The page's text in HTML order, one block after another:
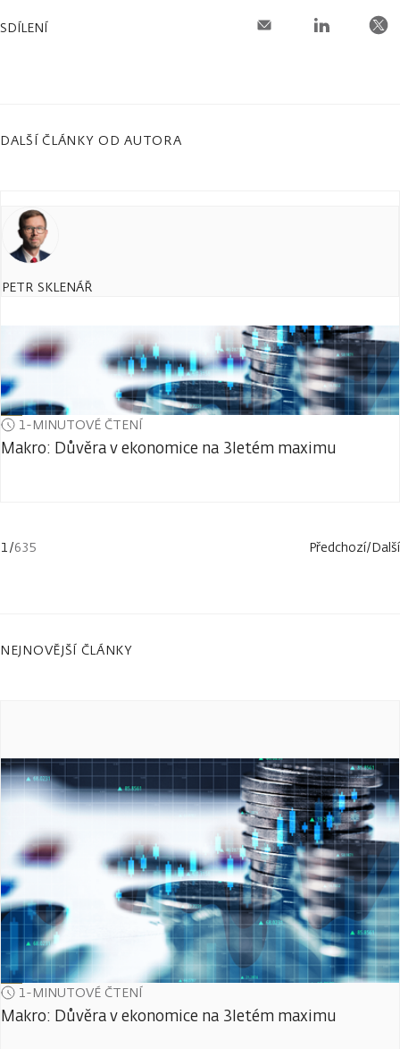
SDÍLENÍ
DALŠÍ ČLÁNKY OD AUTORA
PETR SKLENÁŘ
1-MINUTOVÉ ČTENÍ
Makro: Důvěra v ekonomice na 3letém maximu
1/635 Předchozí/Další
NEJNOVĚJŠÍ ČLÁNKY
1-MINUTOVÉ ČTENÍ
Makro: Důvěra v ekonomice na 3letém maximu